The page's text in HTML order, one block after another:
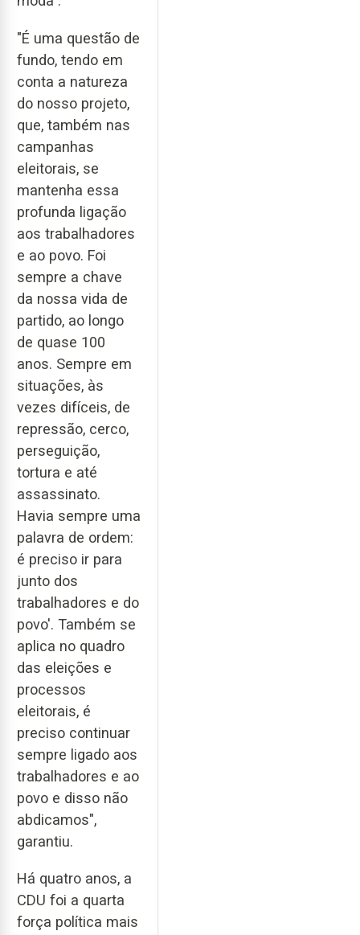
"É uma questão de
fundo, tendo em
conta a natureza
do nosso projeto,
que, também nas
campanhas
eleitorais, se
mantenha essa
profunda ligação
aos trabalhadores
e ao povo. Foi
sempre a chave
da nossa vida de
partido, ao longo
de quase 100
anos. Sempre em
situações, às
vezes difíceis, de
repressão, cerco,
perseguição,
tortura e até
assassinato.
Havia sempre uma
palavra de ordem:
é preciso ir para
junto dos
trabalhadores e do
povo'. Também se
aplica no quadro
das eleições e
processos
eleitorais, é
preciso continuar
sempre ligado aos
trabalhadores e ao
povo e disso não
abdicamos",
garantiu.
Há quatro anos, a
CDU foi a quarta
força política mais